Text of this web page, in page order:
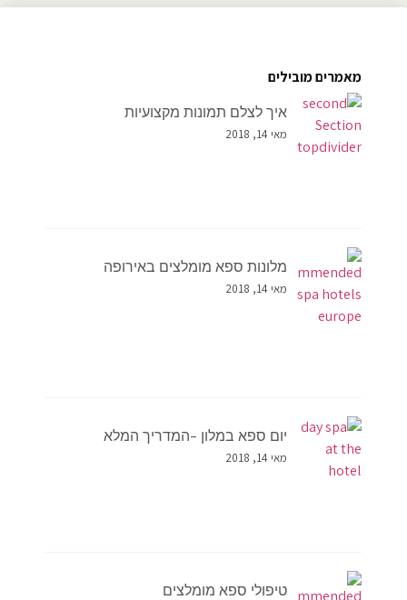
מאמרים מובילים
איך לצלם תמונות מקצועיות
מאי 14, 2018
מלונות ספא מומלצים באירופה
מאי 14, 2018
יום ספא במלון –המדריך המלא
מאי 14, 2018
טיפולי ספא מומלצים